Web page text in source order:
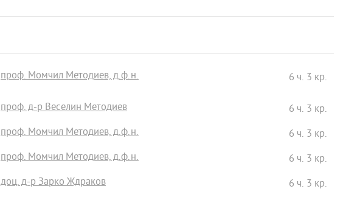
проф. Момчил Методиев, д.ф.н. 6 ч. 3 кр.
проф. д-р Веселин Методиев
6 ч. 3 кр.
проф. Момчил Методиев, д.ф.н.
6 ч. 3 кр.
проф. Момчил Методиев, д.ф.н.
6 ч. 3 кр.
доц. д-р Зарко Ждраков 6 ч. 3 кр.